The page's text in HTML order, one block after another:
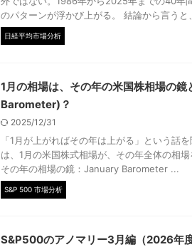
のパターンが浮かび上がる。 結論から言うと
日経平均市場分析
1月の相場は、その年の米国株相場の
Barometer)？
2025/12/31
「1月が上がればその年は上がる」という話
は、1月の米国株式相場が、その年全体の相
その年の相場の鏡：January Barometer ...
S&P 500 市場分析
S&P500のアノマリー3月編（2026年度